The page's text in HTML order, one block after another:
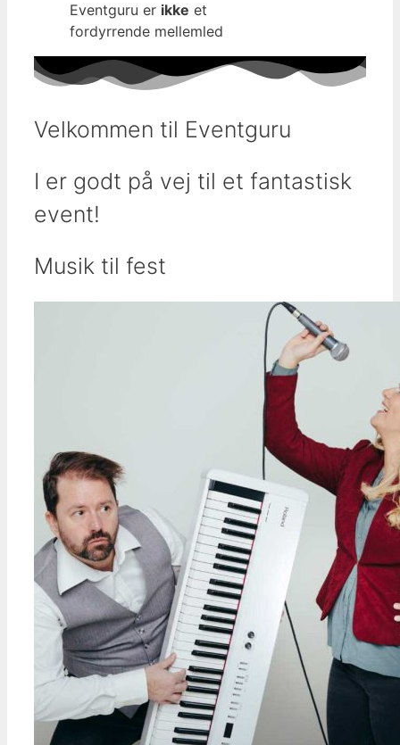
Eventguru er ikke et
fordyrrende mellemled
Velkommen til Eventguru
I er godt på vej til et fantastisk
event!
Musik til fest